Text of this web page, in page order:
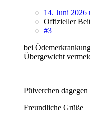
14. Juni 2026
Offizieller
#3
bei
Übergewicht
Pülverchen
Freundliche Grüße